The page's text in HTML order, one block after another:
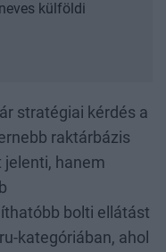
külföldi
stratégiai kérdés a
raktárbázis
hanem
bolti ellátást
kategóriában, ahol